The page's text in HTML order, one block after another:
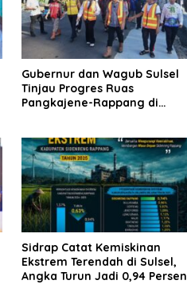
Gubernur dan Wagub Sulsel
Tinjau Progres Ruas
Pangkajene-Rappang di
Ekonomi Warga
Sidrap Catat Kemiskinan
Ekstrem Terendah di Sulsel,
Angka Turun Jadi 0,94 Persen